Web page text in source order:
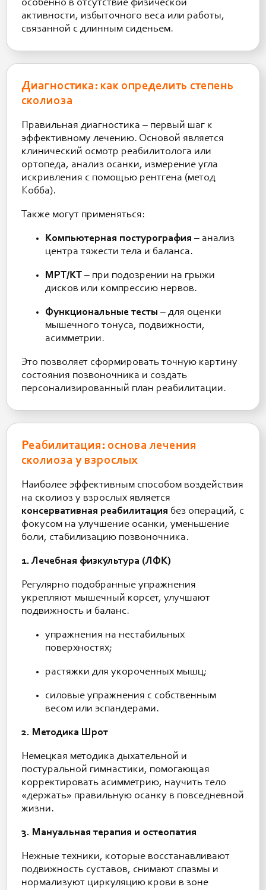
особенно в отсутствие физической
активности, избыточного веса или работы,
связанной с длинным сиденьем.
Диагностика: как определить степень
сколиоза
Правильная диагностика – первый шаг к
эффективному лечению. Основой является
клинический осмотр реабилитолога или
ортопеда, анализ осанки, измерение угла
искривления с помощью рентгена (метод
Кобба).
Также могут применяться:
Компьютерная постурография – анализ
центра тяжести тела и баланса.
МРТ/КТ – при подозрении на грыжи
дисков или компрессию нервов.
Функциональные тесты – для оценки
мышечного тонуса, подвижности,
асимметрии.
Это позволяет сформировать точную картину
состояния позвоночника и создать
персонализированный план реабилитации.
Реабилитация: основа лечения
сколиоза у взрослых
Наиболее эффективным способом воздействия
на сколиоз у взрослых является
консервативная реабилитация без операций, с
фокусом на улучшение осанки, уменьшение
боли, стабилизацию позвоночника.
1. Лечебная физкультура (ЛФК)
Регулярно подобранные упражнения
укрепляют мышечный корсет, улучшают
подвижность и баланс.
упражнения на нестабильных
поверхностях;
растяжки для укороченных мышц;
силовые упражнения с собственным
весом или эспандерами.
2. Методика Шрот
Немецкая методика дыхательной и
постуральной гимнастики, помогающая
корректировать асимметрию, научить тело
«держать» правильную осанку в повседневной
жизни.
3. Мануальная терапия и остеопатия
Нежные техники, которые восстанавливают
подвижность суставов, снимают спазмы и
нормализуют циркуляцию крови в зоне